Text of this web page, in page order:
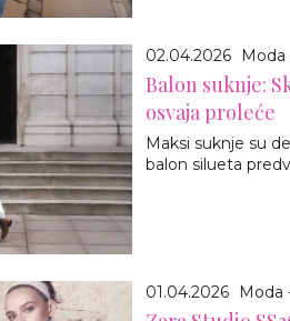
02.04.2026 Moda
Balon suknje:
osvaja proleće
Maksi suknje su
balon silueta
01.04.2026 Moda